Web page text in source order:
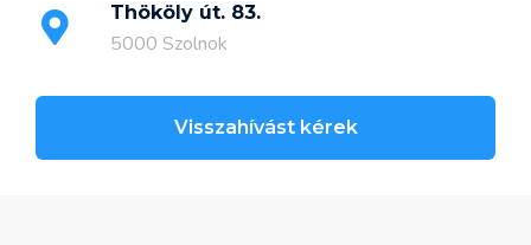
Thököly út. 83.
5000 Szolnok
Visszahívást kérek